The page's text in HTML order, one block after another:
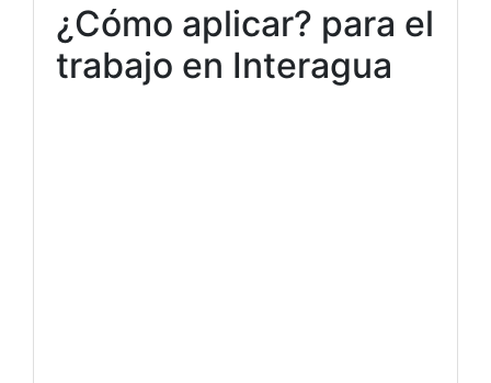
¿Cómo aplicar? para el
trabajo en Interagua